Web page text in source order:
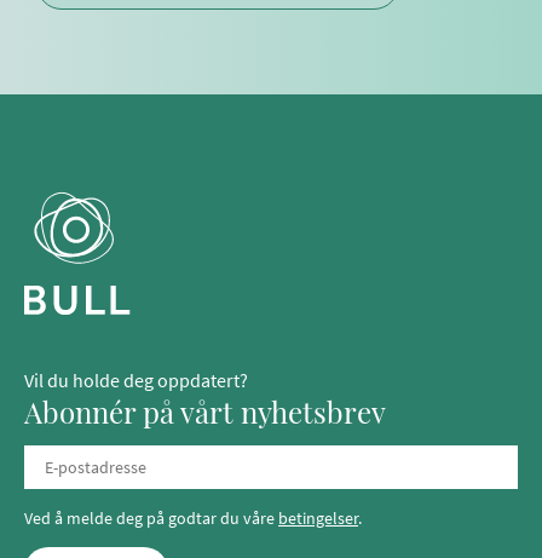
Vil du holde deg oppdatert?
Abonnér på vårt nyhetsbrev
Ved å melde deg på godtar du våre betingelser.